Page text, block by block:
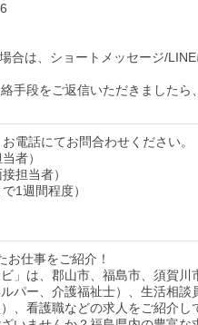
合は、ショートメッセージ/LINE
手段をご返信いただきましたら
電話にてお問合わせください。
者）
担当者）
1週間程度）
お仕事をご紹介！
ビ」は、郡山市、福島市、須賀
パー、介護福祉士）、生活相談
、看護職などの求人をご紹介し